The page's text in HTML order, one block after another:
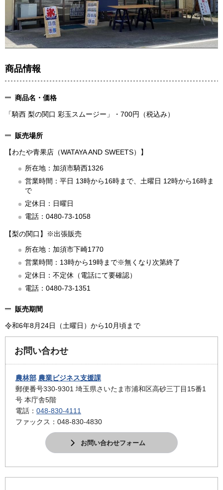
商品情報
商品名・価格
「騎西 梨の関口 彩玉スムージー」・700円（税込み）
販売場所
【わたや青果店（WATAYA AND SWEETS）】
所在地：加須市騎西1326
営業時間：平日 13時から16時まで、土曜日 12時から16時ま
で
定休日：日曜日
電話：0480-73-1058
【梨の関口】※出張販売
所在地：加須市下崎1770
営業時間：13時から19時まで※無くなり次第終了
定休日：不定休（電話にて要確認）
電話：0480-73-1351
販売期間
令和6年8月24日（土曜日）から10月頃まで
お問い合わせ
農林部 農業ビジネス支援課
郵便番号330-9301 埼玉県さいたま市浦和区高砂三丁目15番1
号 本庁舎5階
電話： 048-830-4111
ファックス：048-830-4830
お問い合わせフォーム